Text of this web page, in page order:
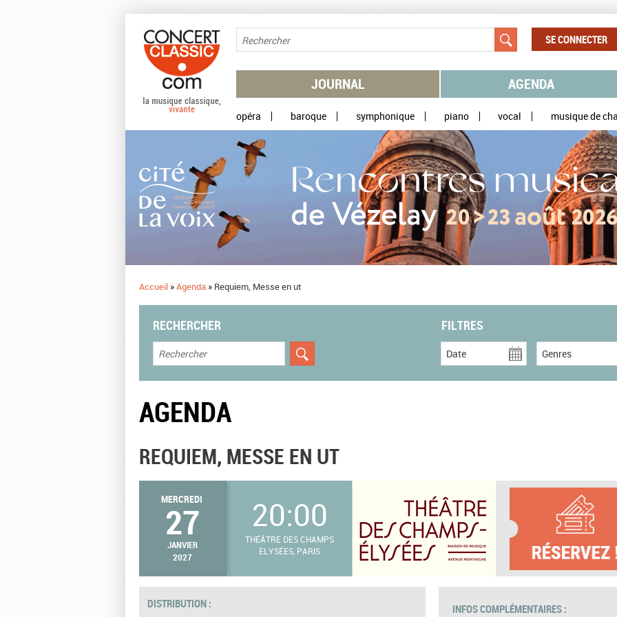
SE CONNECTER
JOURNAL AGENDA
opéra baroque symphonique piano vocal musique de
Accueil »Agenda » Requiem, Messe en ut
RECHERCHER FILTRES
Date Genres
AGENDA
REQUIEM, MESSE EN UT
MERCREDI
27
JANVIER
2027
20:00
THÉÂTRE DES CHAMPS
ELYSÉES, PARIS
DISTRIBUTION : INFOS COMPLÉMENTAIRES :